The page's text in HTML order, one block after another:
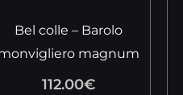
Bel colle – Barolo
magnum
112.00€